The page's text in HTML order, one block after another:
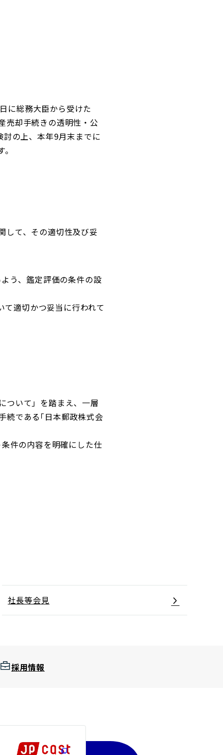
に総務大臣から受けた
売却手続きの透明性・公
の上、本年9月末までに
して、その適切性及び妥
う、鑑定評価の条件の設
適切かつ妥当に行われて
ついて」を踏まえ、一層
続である｢日本郵政株式会
件の内容を明確にした仕
社長等会見
採用情報